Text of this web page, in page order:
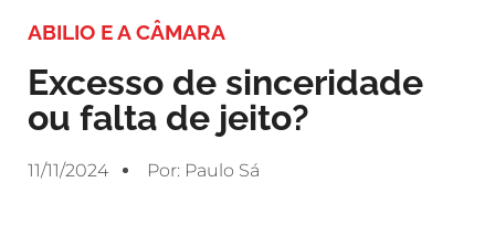
ABILIO E A CÂMARA
Excesso de sinceridade
ou falta de jeito?
11/11/2024 Por: Paulo Sá